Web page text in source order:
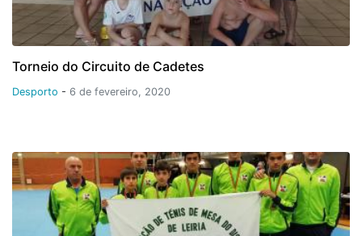
Torneio do Circuito de Cadetes
Desporto - 6 de fevereiro, 2020